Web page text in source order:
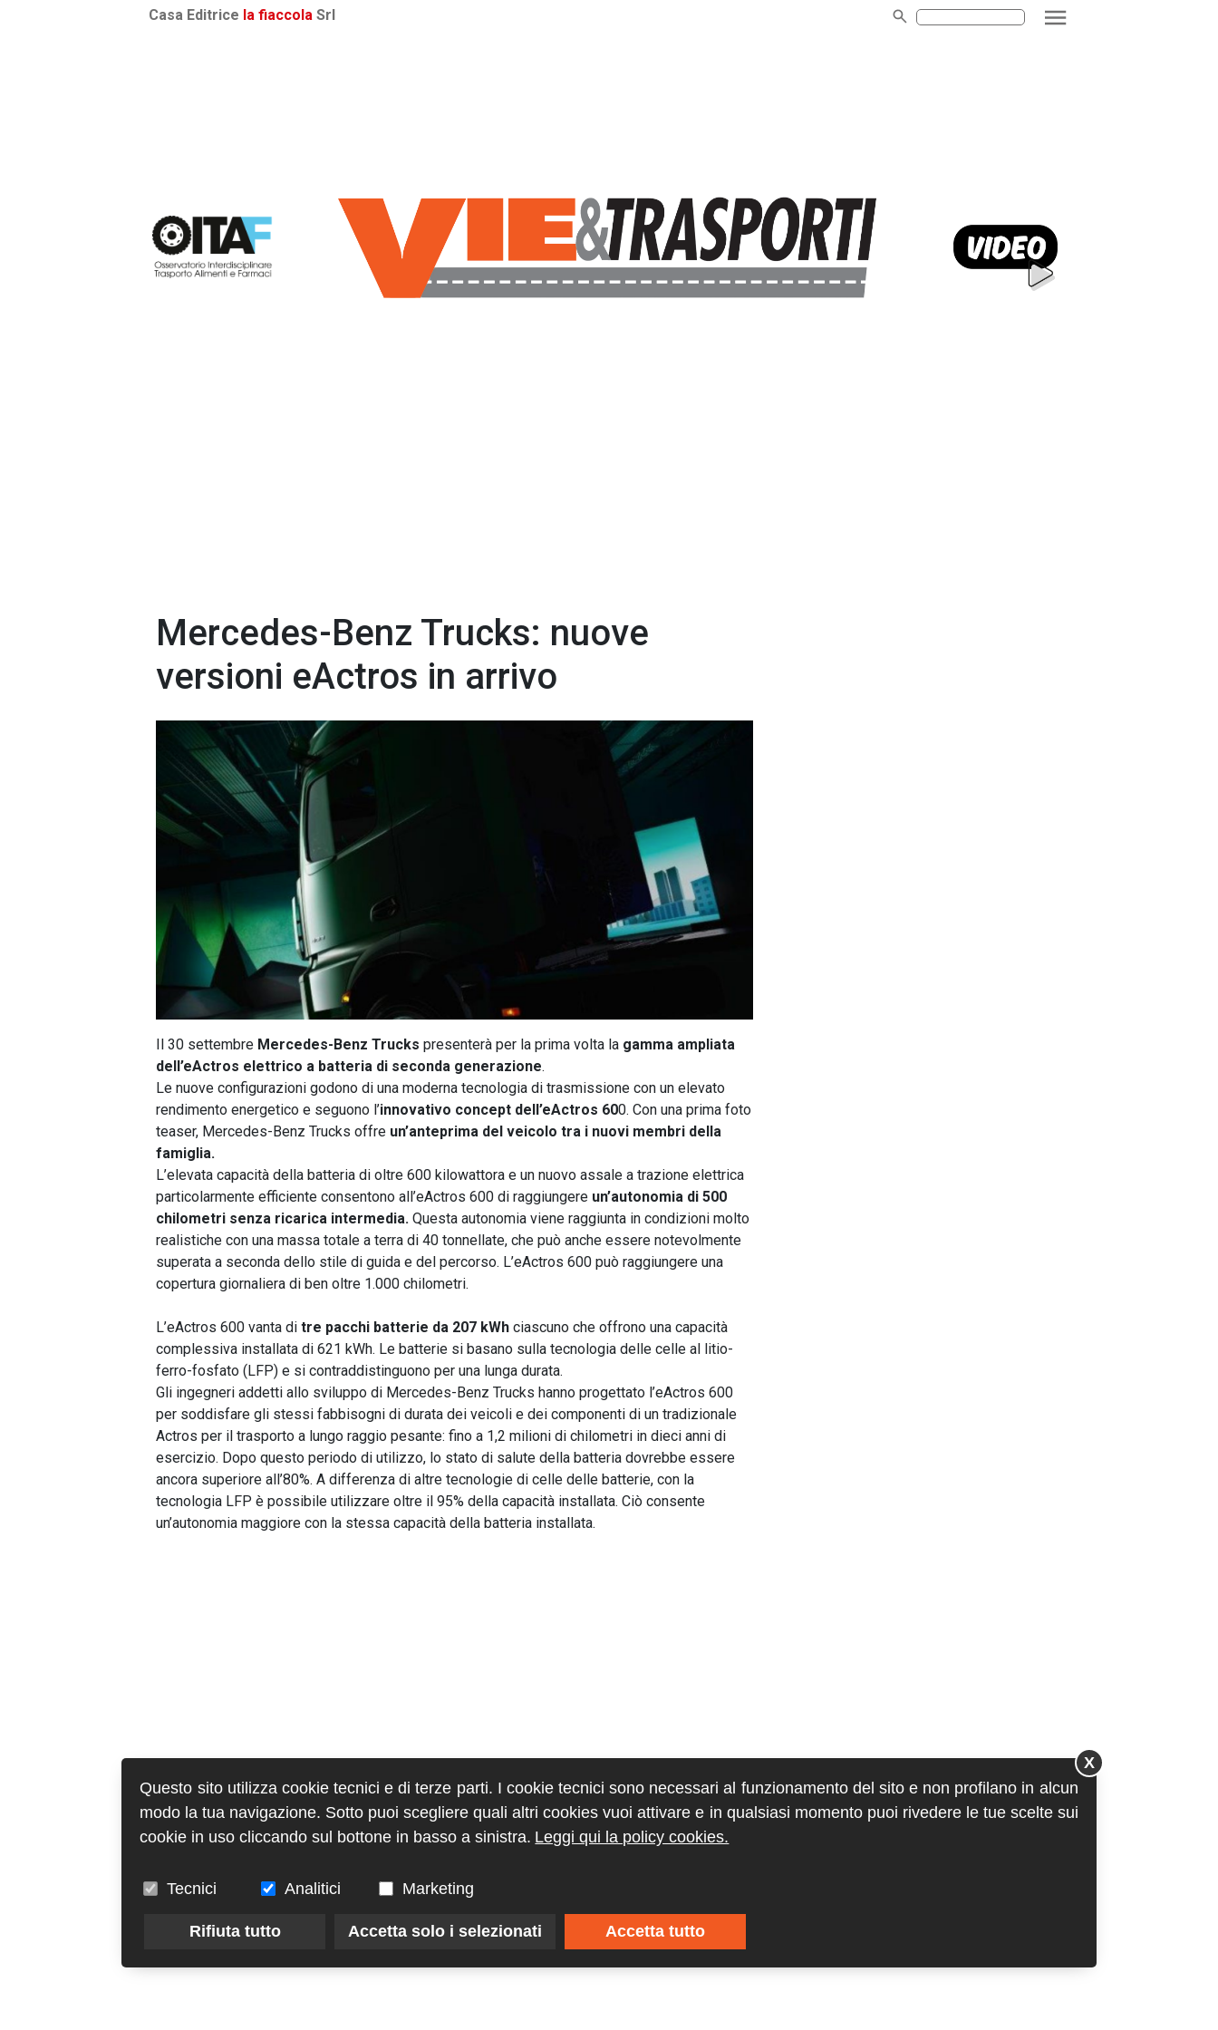
Casa Editrice la fiaccola Srl
Mercedes-Benz Trucks: nuove
versioni eActros in arrivo
Il 30 settembre Mercedes-Benz Trucks presenterà per la prima volta la gamma ampliata
dell’eActros elettrico a batteria di seconda generazione.
Le nuove configurazioni godono di una moderna tecnologia di trasmissione con un elevato
rendimento energetico e seguono l’innovativo concept dell’eActros 600. Con una prima foto
teaser, Mercedes-Benz Trucks offre un’anteprima del veicolo tra i nuovi membri della
famiglia.
L’elevata capacità della batteria di oltre 600 kilowattora e un nuovo assale a trazione elettrica
particolarmente efficiente consentono all’eActros 600 di raggiungere un’autonomia di 500
chilometri senza ricarica intermedia. Questa autonomia viene raggiunta in condizioni molto
realistiche con una massa totale a terra di 40 tonnellate, che può anche essere notevolmente
superata a seconda dello stile di guida e del percorso. L’eActros 600 può raggiungere una
copertura giornaliera di ben oltre 1.000 chilometri.
L’eActros 600 vanta di tre pacchi batterie da 207 kWh ciascuno che offrono una capacità
complessiva installata di 621 kWh. Le batterie si basano sulla tecnologia delle celle al litio-
ferro-fosfato (LFP) e si contraddistinguono per una lunga durata.
Gli ingegneri addetti allo sviluppo di Mercedes-Benz Trucks hanno progettato l’eActros 600
per soddisfare gli stessi fabbisogni di durata dei veicoli e dei componenti di un tradizionale
Actros per il trasporto a lungo raggio pesante: fino a 1,2 milioni di chilometri in dieci anni di
esercizio. Dopo questo periodo di utilizzo, lo stato di salute della batteria dovrebbe essere
ancora superiore all’80%. A differenza di altre tecnologie di celle delle batterie, con la
tecnologia LFP è possibile utilizzare oltre il 95% della capacità installata. Ciò consente
un’autonomia maggiore con la stessa capacità della batteria installata.
Questo sito utilizza cookie tecnici e di terze parti. I cookie tecnici sono necessari al funzionamento del sito e non profilano in alcun
modo la tua navigazione. Sotto puoi scegliere quali altri cookies vuoi attivare e in qualsiasi momento puoi rivedere le tue scelte sui
cookie in uso cliccando sul bottone in basso a sinistra. Leggi qui la policy cookies.
Tecnici Analitici Marketing
Rifiuta tutto Accetta solo i selezionati Accetta tutto
X